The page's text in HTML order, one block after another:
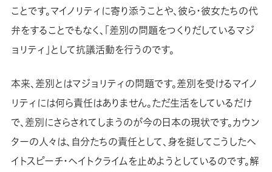
ことです。マイノリティに寄り添うことや、彼ら・彼女たちの代
弁をすることでもなく、「差別の問題をつくりだしているマジ
ョリティ」として抗議活動を行うのです。
本来、差別とはマジョリティの問題です。差別を受けるマイノ
リティには何ら責任はありません。ただ生活をしているだけ
で、差別にさらされてしまうのが今の日本の現状です。カウン
ターの人々は、自分たちの責任として、身を挺してこうしたヘ
イトスピーチ・ヘイトクライムを止めようとしているのです。解